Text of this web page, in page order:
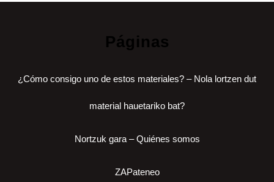
Páginas
¿Cómo consigo uno de estos materiales? – Nola lortzen dut
material hauetariko bat?
Nortzuk gara – Quiénes somos
ZAPateneo